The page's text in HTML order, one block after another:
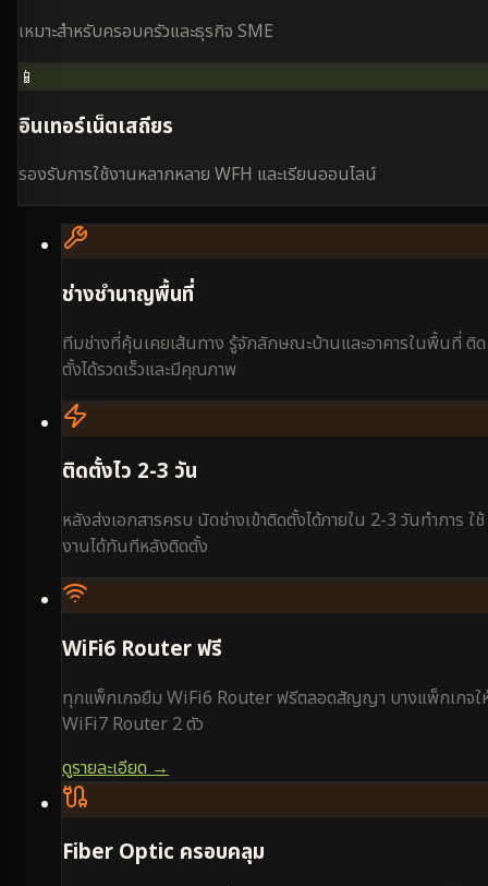
เหมาะสำหรับครอบครัวและธุรกิจ SME
📱
อินเทอร์เน็ตเสถียร
รองรับการใช้งานหลากหลาย WFH และเรียนออนไลน์
ช่างชำนาญพื้นที่
ทีมช่างที่คุ้นเคยเส้นทาง รู้จักลักษณะบ้านและอาคารในพื้นที่ ติด
ตั้งได้รวดเร็วและมีคุณภาพ
ติดตั้งไว 2-3 วัน
หลังส่งเอกสารครบ นัดช่างเข้าติดตั้งได้ภายใน 2-3 วันทำการ ใช้
งานได้ทันทีหลังติดตั้ง
WiFi6 Router ฟรี
ทุกแพ็กเกจยืม WiFi6 Router ฟรีตลอดสัญญา บางแพ็กเกจใ
WiFi7 Router 2 ตัว
ดูรายละเอียด →
Fiber Optic ครอบคลุม